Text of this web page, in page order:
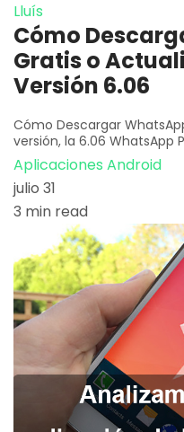
Lluís
Cómo
Gratis o
Versión 6.06
Cómo Descargar
versión, la 6.06 WhatsApp
Aplicaciones Android
julio 31
3 min read